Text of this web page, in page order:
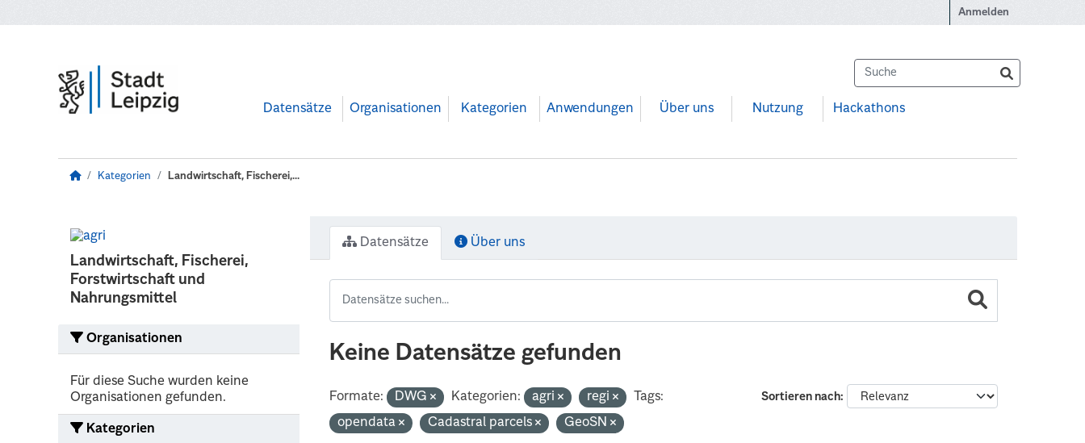
Anmelden
Datensätze Organisationen Kategorien Anwendungen Über uns Nutzung Hackathons
Kategorien Landwirtschaft, Fischerei,...
Landwirtschaft, Fischerei,
Forstwirtschaft und
Nahrungsmittel
Organisationen
Für diese Suche wurden keine
Organisationen gefunden.
Kategorien
Datensätze Über uns
Keine Datensätze gefunden
Sortieren nach
Formate: DWG Kategorien: agri regi
Tags:
opendata
Cadastral parcels GeoSN